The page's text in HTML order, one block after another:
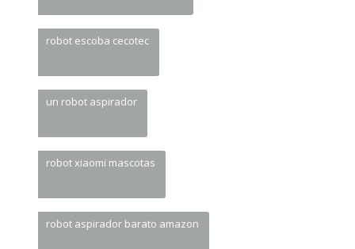
robot escoba cecotec
un robot aspirador
robot xiaomi mascotas
robot aspirador barato amazon